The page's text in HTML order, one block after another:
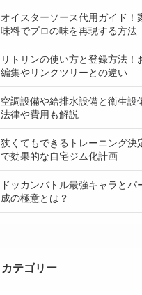
オイスターソース代用ガイド！
味料でプロの味を再現する方法
リトリンの使い方と登録方法！
編集やリンクツリーとの違い
空調設備や給排水設備と衛生設
法律や費用も解説
狭くてもできるトレーニング決
で効果的な自宅ジム化計画
ドッカンバトル最強キャラとパ
成の極意とは？
カテゴリー